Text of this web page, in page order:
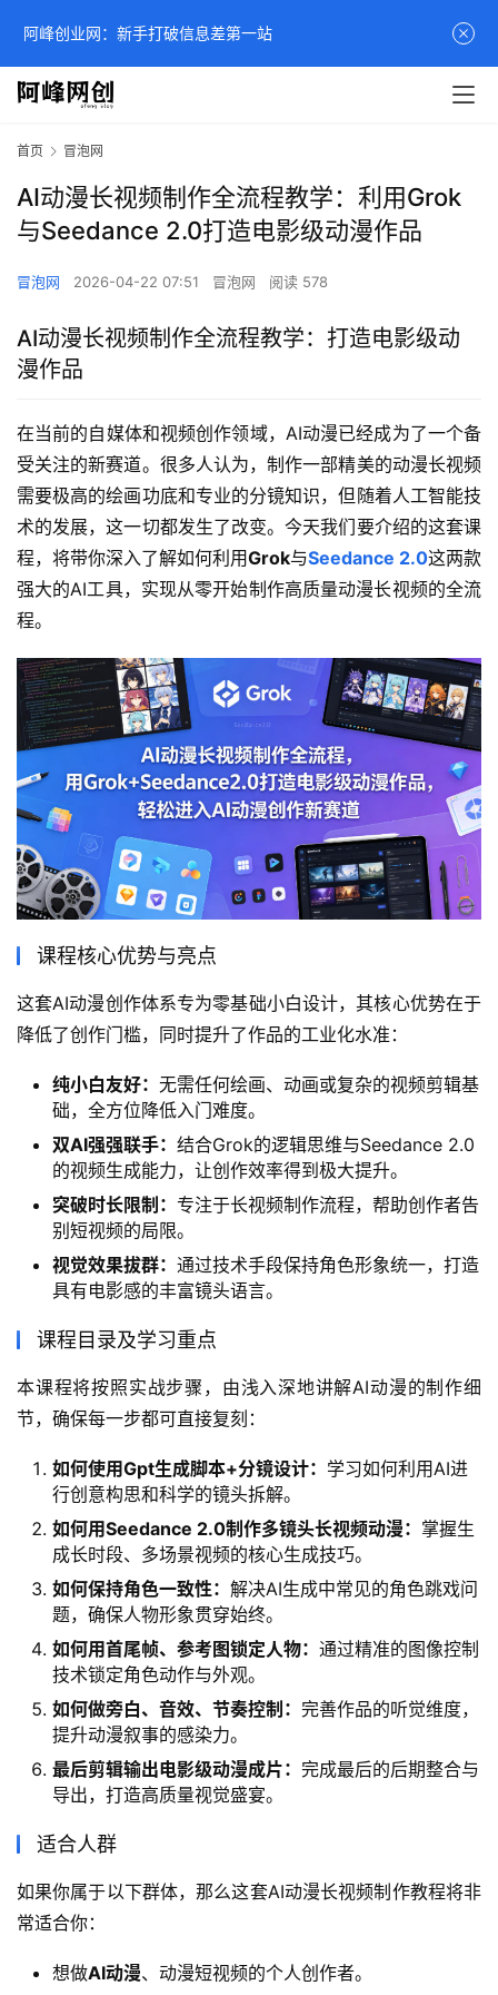
首页 冒泡网
AI动漫长视频制作全流程教学：利用Grok
与Seedance 2.0打造电影级动漫作品
冒泡网 2026-04-22 07:51 冒泡网 阅读 578
AI动漫长视频制作全流程教学：打造电影级动
漫作品
在当前的自媒体和视频创作领域，AI动漫已经成为了一个备
受关注的新赛道。很多人认为，制作一部精美的动漫长视频
需要极高的绘画功底和专业的分镜知识，但随着人工智能技
术的发展，这一切都发生了改变。今天我们要介绍的这套课
程，将带你深入了解如何利用Grok与Seedance 2.0这两款
强大的AI工具，实现从零开始制作高质量动漫长视频的全流
程。
课程核心优势与亮点
这套AI动漫创作体系专为零基础小白设计，其核心优势在于
降低了创作门槛，同时提升了作品的工业化水准：
纯小白友好： 无需任何绘画、动画或复杂的视频剪辑基
础，全方位降低入门难度。
双AI强强联手： 结合Grok的逻辑思维与Seedance 2.0
的视频生成能力，让创作效率得到极大提升。
突破时长限制： 专注于长视频制作流程，帮助创作者告
别短视频的局限。
视觉效果拔群： 通过技术手段保持角色形象统一，打造
具有电影感的丰富镜头语言。
课程目录及学习重点
本课程将按照实战步骤，由浅入深地讲解AI动漫的制作细
节，确保每一步都可直接复刻：
如何使用Gpt生成脚本+分镜设计： 学习如何利用AI进
行创意构思和科学的镜头拆解。
如何用Seedance 2.0制作多镜头长视频动漫： 掌握生
成长时段、多场景视频的核心生成技巧。
如何保持角色一致性： 解决AI生成中常见的角色跳戏问
题，确保人物形象贯穿始终。
如何用首尾帧、参考图锁定人物： 通过精准的图像控制
技术锁定角色动作与外观。
如何做旁白、音效、节奏控制： 完善作品的听觉维度，
提升动漫叙事的感染力。
最后剪辑输出电影级动漫成片： 完成最后的后期整合与
导出，打造高质量视觉盛宴。
适合人群
如果你属于以下群体，那么这套AI动漫长视频制作教程将非
常适合你：
想做AI动漫、动漫短视频的个人创作者。
阿峰创业网：新手打破信息差第一站